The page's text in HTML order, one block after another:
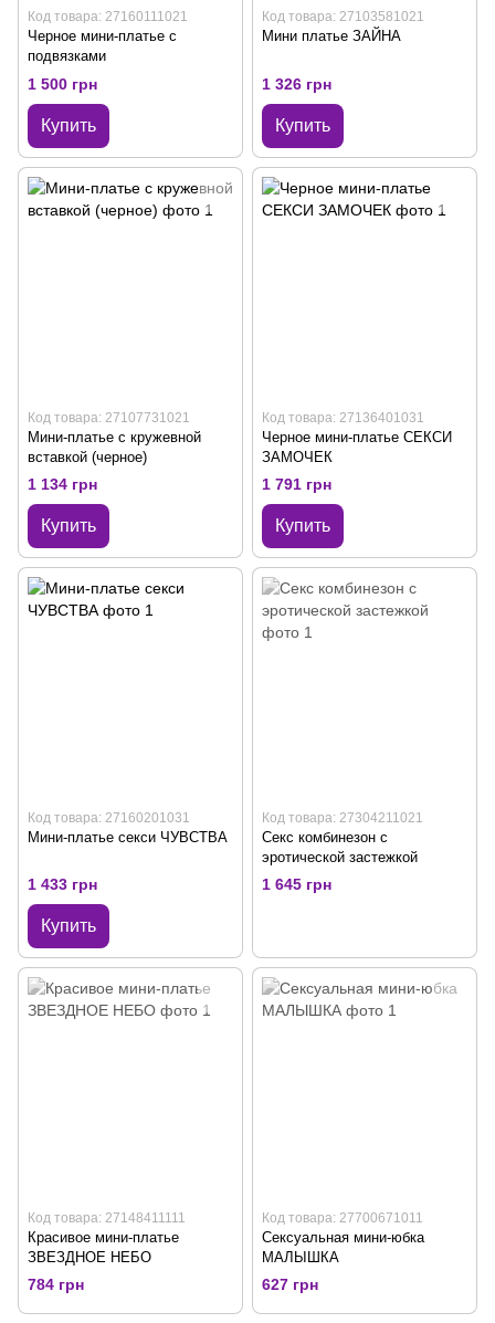
Код товара: 27160111021
Черное мини-платье с
подвязками
1 500 грн
Купить
Код товара: 27103581021
Мини платье ЗАЙНА
1 326 грн
Купить
Код товара: 27107731021
Мини-платье с кружевной
вставкой (черное)
1 134 грн
Купить
Код товара: 27136401031
Черное мини-платье СЕКСИ
ЗАМОЧЕК
1 791 грн
Купить
Код товара: 27160201031
Мини-платье секси ЧУВСТВА
1 433 грн
Купить
Код товара: 27304211021
Секс комбинезон с
эротической застежкой
1 645 грн
Код товара: 27148411111
Красивое мини-платье
ЗВЕЗДНОЕ НЕБО
784 грн
Код товара: 27700671011
Сексуальная мини-юбка
МАЛЫШКА
627 грн